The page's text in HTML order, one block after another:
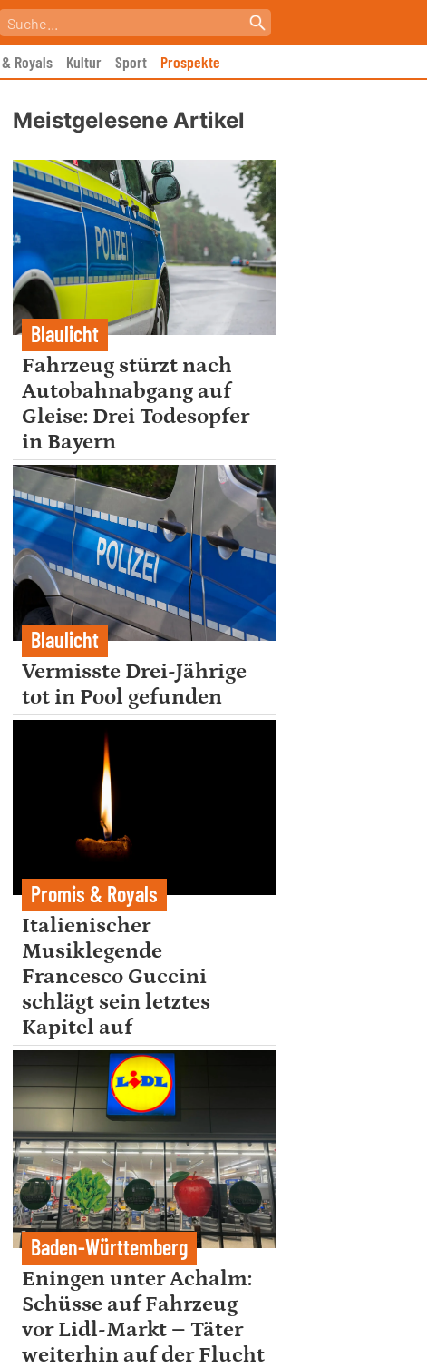
Royals Kultur Sport Prospekte
Meistgelesene Artikel
Blaulicht
Fahrzeug stürzt nach
Autobahnabgang auf
Gleise: Drei Todesopfer
in Bayern
Blaulicht
Vermisste Drei-Jährige
tot in Pool gefunden
Promis & Royals
Italienischer
Musiklegende
Francesco Guccini
schlägt sein letztes
Kapitel auf
Baden-Württemberg
Eningen unter Achalm:
Schüsse auf Fahrzeug
vor Lidl-Markt – Täter
weiterhin auf der Flucht